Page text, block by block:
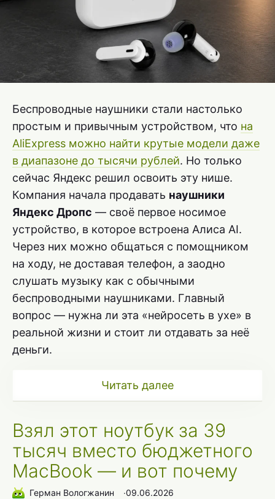
Беспроводные наушники стали настолько
простым и привычным устройством, что на
AliExpress можно найти крутые модели даже
в диапазоне до тысячи рублей. Но только
сейчас Яндекс решил освоить эту нише.
Компания начала продавать наушники
Яндекс Дропс — своё первое носимое
устройство, в которое встроена Алиса AI.
Через них можно общаться с помощником
на ходу, не доставая телефон, а заодно
слушать музыку как с обычными
беспроводными наушниками. Главный
вопрос — нужна ли эта «нейросеть в ухе» в
реальной жизни и стоит ли отдавать за неё
деньги.
Читать далее
Взял этот ноутбук за 39
тысяч вместо бюджетного
MacBook — и вот почему
Герман Вологжанин ∙09.06.2026